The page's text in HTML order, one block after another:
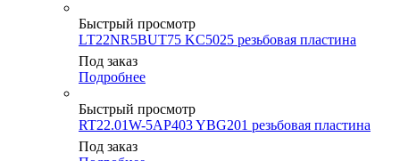
Быстрый просмотр
LT22NR5BUT75 KC5025 резьбовая пластина
Под заказ
Подробнее
Быстрый просмотр
RT22.01W-5AP403 YBG201 резьбовая пластина
Под заказ